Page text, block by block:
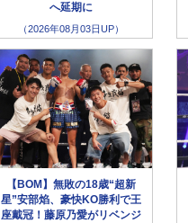
へ延期に
（2026年08月03日UP）
【BOM】無敗の18歳“超新
星”安部焰、豪快KO勝利で王
座戴冠！藤原乃愛がリベンジ